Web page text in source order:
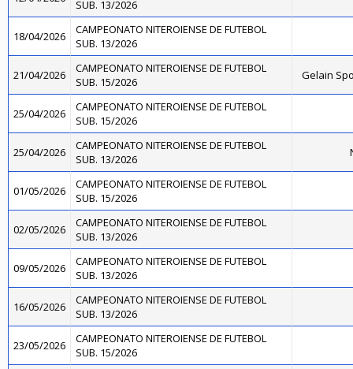
SUB. 13/2026
18/04/2026
CAMPEONATO NITEROIENSE DE FUTEBOL
SUB. 13/2026
21/04/2026
CAMPEONATO NITEROIENSE DE FUTEBOL
SUB. 15/2026
Gelain
25/04/2026
CAMPEONATO NITEROIENSE DE FUTEBOL
SUB. 15/2026
25/04/2026
CAMPEONATO NITEROIENSE DE FUTEBOL
SUB. 13/2026
01/05/2026
CAMPEONATO NITEROIENSE DE FUTEBOL
SUB. 15/2026
02/05/2026
CAMPEONATO NITEROIENSE DE FUTEBOL
SUB. 13/2026
09/05/2026
CAMPEONATO NITEROIENSE DE FUTEBOL
SUB. 13/2026
16/05/2026
CAMPEONATO NITEROIENSE DE FUTEBOL
SUB. 13/2026
23/05/2026
CAMPEONATO NITEROIENSE DE FUTEBOL
SUB. 15/2026